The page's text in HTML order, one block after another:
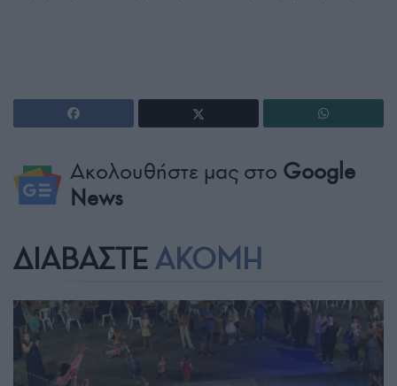
Ακολουθήστε μας στο Google
News
ΔΙΑΒΑΣΤΕ ΑΚΟΜΗ